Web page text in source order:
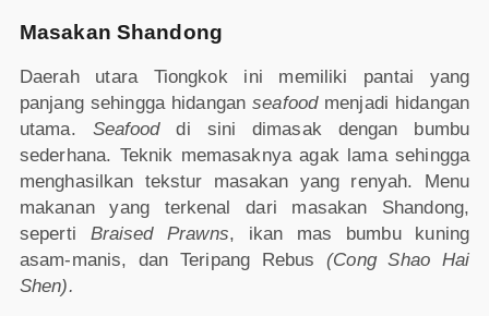
Masakan Shandong
Daerah utara Tiongkok ini memiliki pantai yang
panjang sehingga hidanganseafoodmenjadi hidangan
utama. Seafooddi sini dimasak dengan bumbu
sederhana. Teknik memasaknya agak lama sehingga
menghasilkan tekstur masakan yang renyah. Menu
makanan yang terkenal dari masakan Shandong,
seperti Braised Prawns, ikan mas bumbu kuning
asam-manis, dan Teripang Rebus (Cong Shao Hai
Shen).